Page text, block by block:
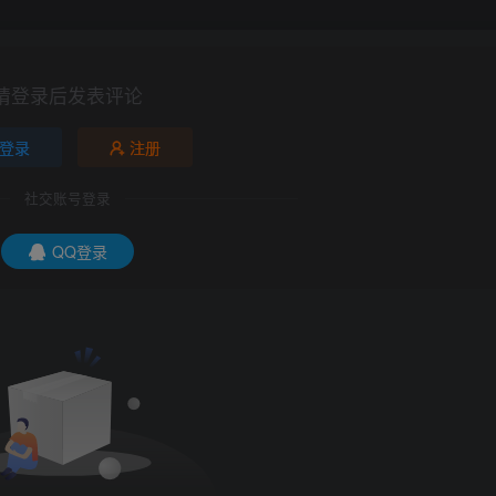
登录后发表评论
登录 注册
社交账号登录
QQ登录